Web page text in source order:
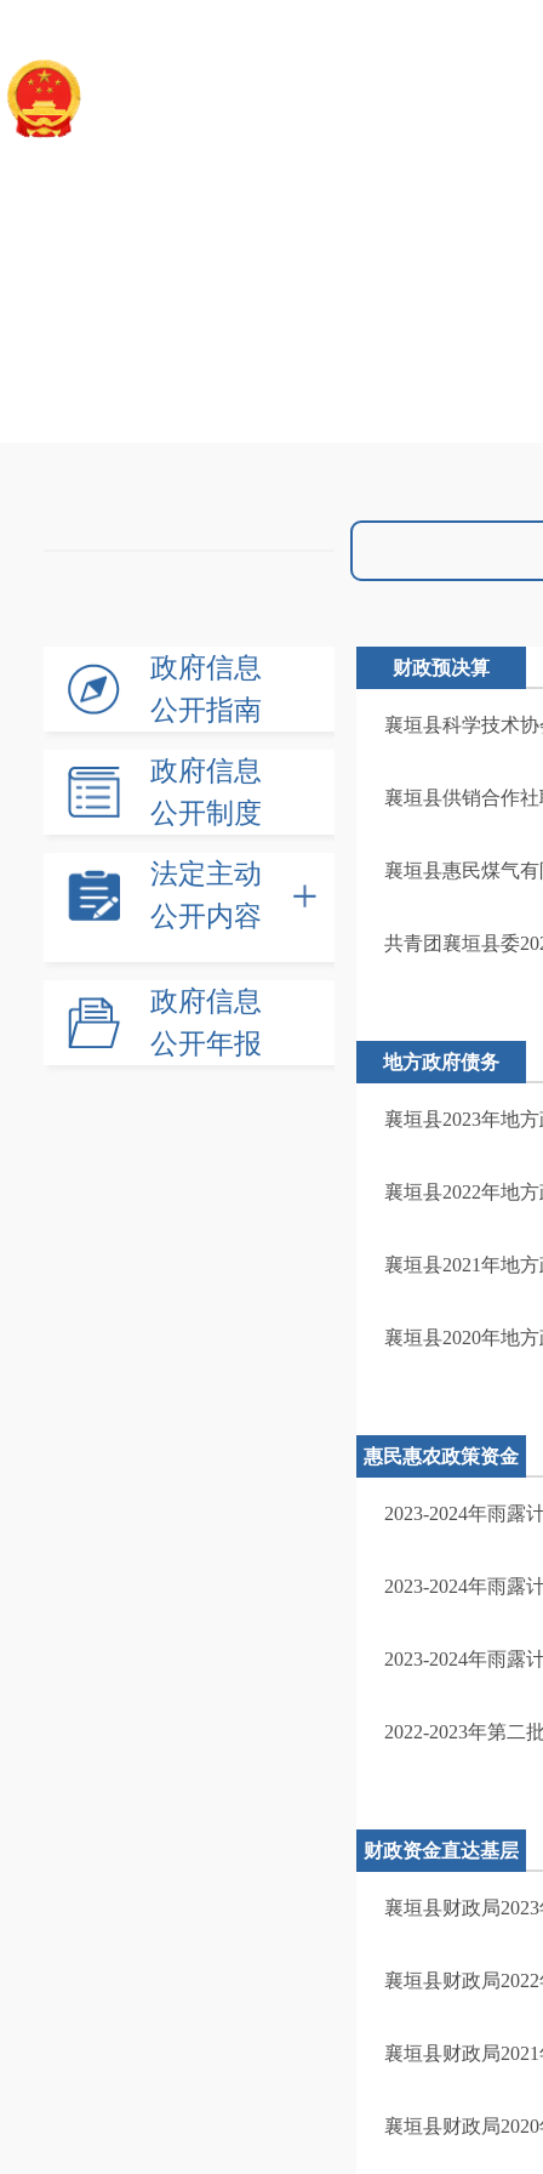
政府信息
公开指南
政府信息
公开制度
法定主动
公开内容
政府信息
公开年报
财政预决算
襄垣县科学技术
襄垣县供销合作
襄垣县惠民煤气
共青团襄垣县委
地方政府债务
襄垣县2023年地
襄垣县2022年地
襄垣县2021年地
襄垣县2020年地
惠民惠农政策资金
2023-2024年雨露
2023-2024年雨露
2023-2024年雨露
2022-2023年第二
财政资金直达基层
襄垣县财政局
襄垣县财政局
襄垣县财政局
襄垣县财政局